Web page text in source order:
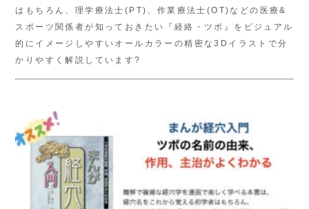
はもちろん、理学療法士(PT)、作業療法士(OT)などの医療&
スポーツ関係者が知っておきたい『経絡・ツボ』をビジュアル
的にイメージしやすいオールカラーの精密な3Dイラストで分
かりやすく解説しています?